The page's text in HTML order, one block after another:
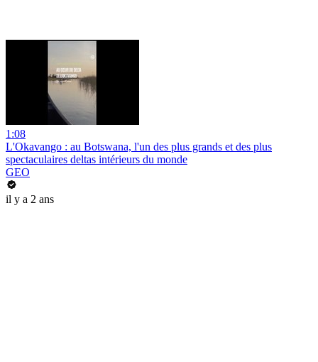
1:08
L'Okavango : au Botswana, l'un des plus grands et des plus
spectaculaires deltas intérieurs du monde
GEO
il y a 2 ans